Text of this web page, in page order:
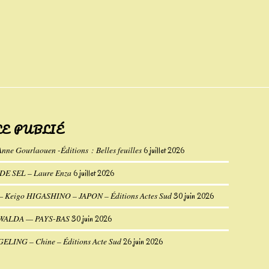
PUBLIÉ
Gourlaouen -Éditions : Belles feuilles6 juillet 2026
SEL – Laure Enza6 juillet 2026
HIGASHINO – JAPON – Éditions Actes Sud30 juin 2026
— PAYS-BAS30 juin 2026
– Chine – Éditions Acte Sud26 juin 2026